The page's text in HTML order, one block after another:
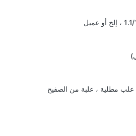
، علبة من الصفيح